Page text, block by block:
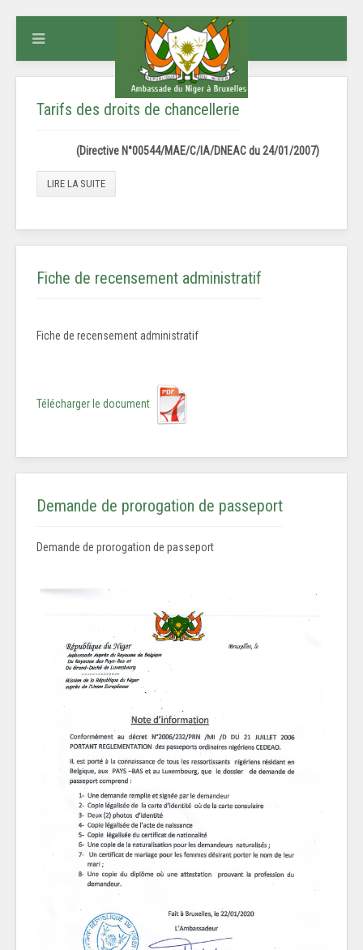
Tarifs des droits de chancellerie
(Directive N°00544/MAE/C/IA/DNEAC du 24/01/2007)
LIRE LA SUITE
Fiche de recensement administratif
Fiche de recensement administratif
Télécharger le document
Demande de prorogation de passeport
Demande de prorogation de passeport